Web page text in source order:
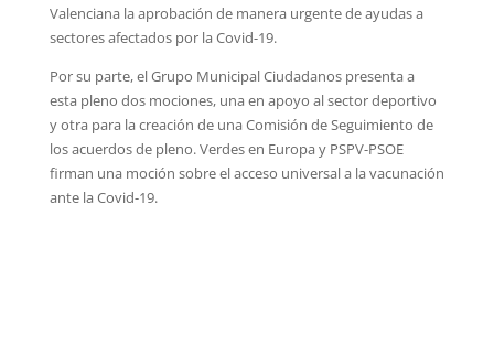
Valenciana la aprobación de manera urgente de ayudas a
sectores afectados por la Covid-19.
Por su parte, el Grupo Municipal Ciudadanos presenta a
esta pleno dos mociones, una en apoyo al sector deportivo
y otra para la creación de una Comisión de Seguimiento de
los acuerdos de pleno. Verdes en Europa y PSPV-PSOE
firman una moción sobre el acceso universal a la vacunación
ante la Covid-19.